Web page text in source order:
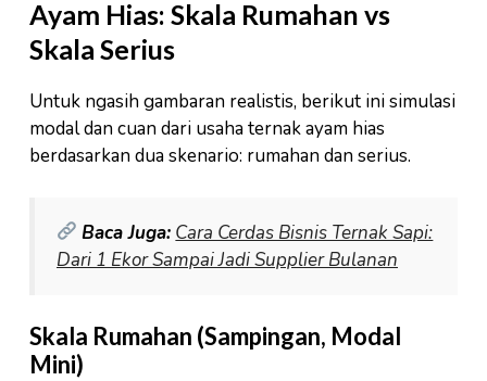
Ayam Hias: Skala Rumahan vs
Skala Serius
Untuk ngasih gambaran realistis, berikut ini simulasi
modal dan cuan dari usaha ternak ayam hias
berdasarkan dua skenario: rumahan dan serius.
Baca Juga: Cara Cerdas Bisnis Ternak Sapi:
Dari 1 Ekor Sampai Jadi Supplier Bulanan
Skala Rumahan (Sampingan, Modal
Mini)